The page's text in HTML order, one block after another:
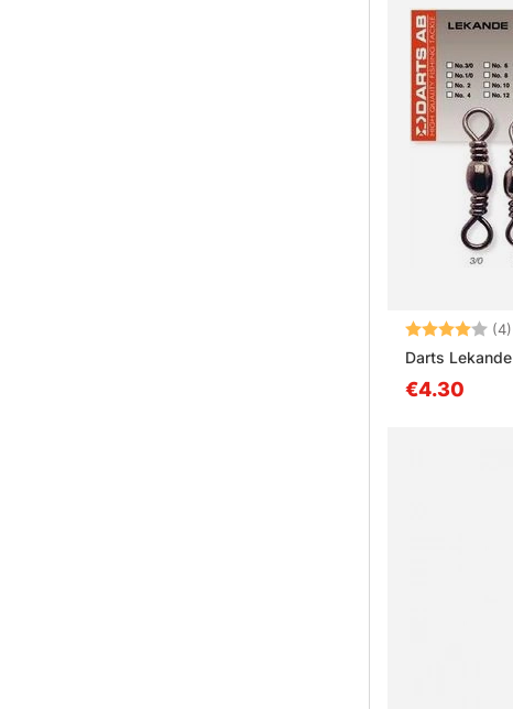
Note: (4)
Darts Lekande
€4.30